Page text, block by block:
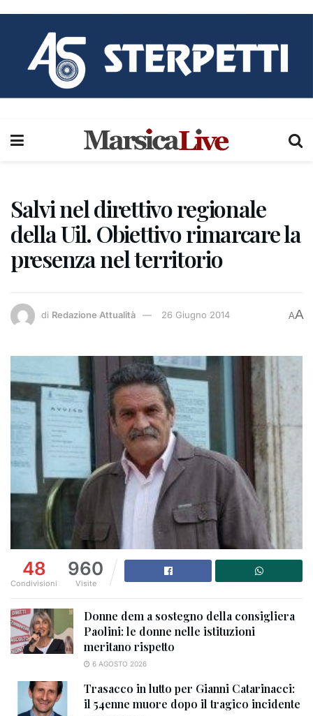
Salvi nel direttivo regionale
della Uil. Obiettivo rimarcare la
presenza nel territorio
di Redazione Attualità 26 Giugno 2014 AA
48
Condivisioni
960
Visite
Donne dem a sostegno della consigliera
Paolini: le donne nelle istituzioni
meritano rispetto
6 AGOSTO 2026
Trasacco in lutto per Gianni Catarinacci:
il 54enne muore dopo il tragico incidente